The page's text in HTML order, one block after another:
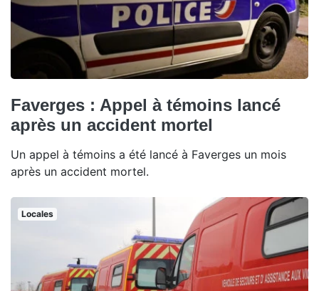
Faverges : Appel à témoins lancé
après un accident mortel
Un appel à témoins a été lancé à Faverges un mois
après un accident mortel.
Locales